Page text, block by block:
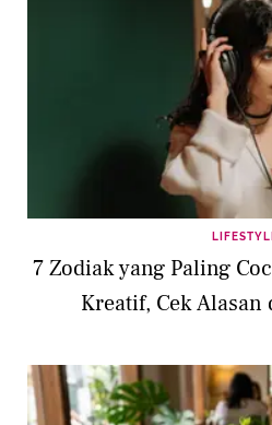
7 Zodiak yang Paling
Kreatif, Cek Alasan